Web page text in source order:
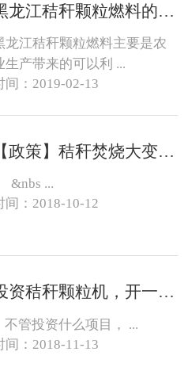
黑龙江秸秆颗粒燃料的销路在哪？
龙江秸秆颗粒燃料主要是农
生产带来的可以利 ...
间：2019-02-13
【政策】秸秆焚烧大变化，有的地方可以烧了
&nbs ...
间：2018-10-12
投资秸秆颗粒机，开一个生物质燃料颗粒厂大约需要投资多少钱？
不管投资什么项目， ...
间：2018-11-13